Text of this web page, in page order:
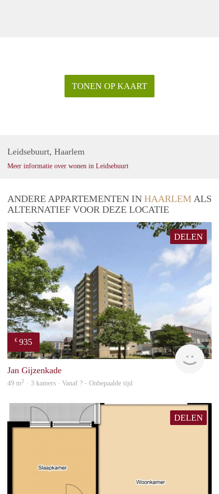
TONEN OP KAART
Leidsebuurt, Haarlem
Meer informatie over wonen in Leidsebuurt
ANDERE APPARTEMENTEN IN HAARLEM ALS
ALTERNATIEF VOOR DEZE LOCATIE
DELEN
€ 935
rent
Jan Gijzenkade
49 m2 · 3 kamers · Vanaf ? - Onbepaalde tijd
DELEN